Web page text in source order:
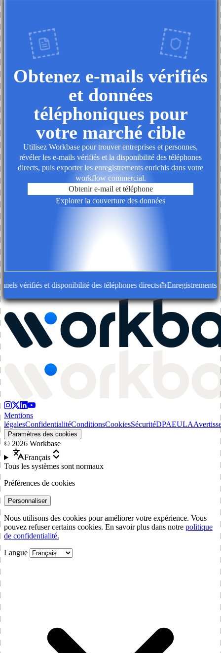
Obtenez e-mails vérifiés
et données
téléphoniques pour
votre marché cible
Utilisez Workbase pour trouver entreprises et personnes,
révéler les e-mails vérifiés et la disponibilité des téléphones
directs, puis exporter les enregistrements enrichis dans votre
workflow commercial.
Obtenir e-mail et téléphone
Explorer la couverture des données
vérifiés et disponibilité des téléphones directs Enregistrements
Mentions
légalesConfidentialitéConditionsCookiesSécuritéDPAEULA
Paramètres des cookies
© 2026 Workbase
Français
Tous les systèmes sont normaux
Préférences de cookies
Personnaliser
Nous utilisons des cookies pour améliorer votre expérience. Vous
pouvez refuser certains cookies. En savoir plus dans notre politique
de confidentialité.
Langue